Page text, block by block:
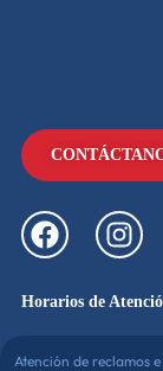
Horarios de
Atención de reclamos